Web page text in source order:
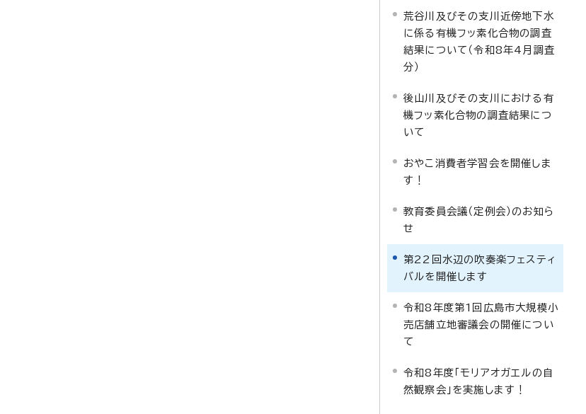
荒谷川及びその支川近傍地下水
に係る有機フッ素化合物の調査
結果について（令和8年4月調査
分）
後山川及びその支川における有
機フッ素化合物の調査結果につ
いて
おやこ消費者学習会を開催しま
す！
教育委員会議（定例会）のお知ら
せ
第22回水辺の吹奏楽フェスティ
バルを開催します
令和8年度第1回広島市大規模小
売店舗立地審議会の開催につい
て
令和8年度「モリアオガエルの自
然観察会」を実施します！